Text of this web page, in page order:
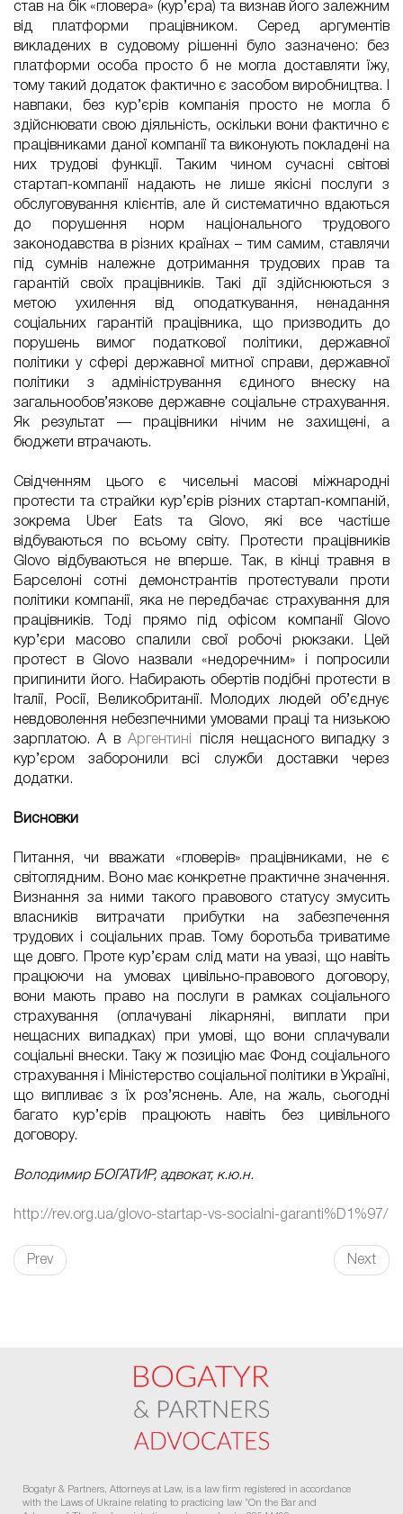
став на бік «гловера» (кур’єра) та визнав його залежним
від платформи працівником. Серед аргументів
викладених в судовому рішенні було зазначено: без
платформи особа просто б не могла доставляти їжу,
тому такий додаток фактично є засобом виробництва. І
навпаки, без кур’єрів компанія просто не могла б
здійснювати свою діяльність, оскільки вони фактично є
працівниками даної компанії та виконують покладені на
них трудові функції. Таким чином сучасні світові
стартап-компанії надають не лише якісні послуги з
обслуговування клієнтів, але й систематично вдаються
до порушення норм національного трудового
законодавства в різних країнах – тим самим, ставлячи
під сумнів належне дотримання трудових прав та
гарантій своїх працівників. Такі дії здійснюються з
метою ухилення від оподаткування, ненадання
соціальних гарантій працівника, що призводить до
порушень вимог податкової політики, державної
політики у сфері державної митної справи, державної
політики з адміністрування єдиного внеску на
загальнообов’язкове державне соціальне страхування.
Як результат — працівники нічим не захищені, а
бюджети втрачають.
Свідченням цього є чисельні масові міжнародні
протести та страйки кур’єрів різних стартап-компаній,
зокрема Uber Eats та Glovo, які все частіше
відбуваються по всьому світу. Протести працівників
Glovo відбуваються не вперше. Так, в кінці травня в
Барселоні сотні демонстрантів протестували проти
політики компанії, яка не передбачає страхування для
працівників. Тоді прямо під офісом компанії Glovo
кур’єри масово спалили свої робочі рюкзаки. Цей
протест в Glovo назвали «недоречним» і попросили
припинити його. Набирають обертів подібні протести в
Італії, Росії, Великобританії. Молодих людей об’єднує
невдоволення небезпечними умовами праці та низькою
зарплатою. А вАргентині
після нещасного випадку з
кур’єром заборонили всі служби доставки через
додатки.
Висновки
Питання, чи вважати «гловерів» працівниками, не є
світоглядним. Воно має конкретне практичне значення.
Визнання за ними такого правового статусу змусить
власників витрачати прибутки на забезпечення
трудових і соціальних прав. Тому боротьба триватиме
ще довго. Проте кур’єрам слід мати на увазі, що навіть
працюючи на умовах цивільно-правового договору,
вони мають право на послуги в рамках соціального
страхування (оплачувані лікарняні, виплати при
нещасних випадках) при умові, що вони сплачували
соціальні внески. Таку ж позицію має Фонд соціального
страхування і Міністерство соціальної політики в Україні,
що випливає з їх роз’яснень. Але, на жаль, сьогодні
багато кур’єрів працюють навіть без цивільного
договору.
Володимир БОГАТИР, адвокат, к.ю.н.
http://rev.org.ua/glovo-startap-vs-socialni-garanti%D1%97/
Prev Next
Bogatyr & Partners, Attorneys at Law, is a law firm registered in accordance
with the Laws of Ukraine relating to practicing law “On the Bar and